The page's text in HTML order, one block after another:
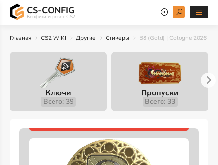
CS-CONFIG
Конфиги игроков CS2
Главная CS2 WIKI Другие Стикеры B8 (Gold) | Cologne 2026
Ключи
Всего: 39
Пропуски
Всего: 33